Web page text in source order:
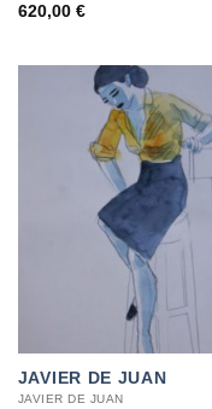
620,00 €
JAVIER DE JUAN
JAVIER DE JUAN